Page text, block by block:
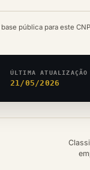
pública para este
ÚLTIMA ATUALIZAÇÃO
21/05/2026